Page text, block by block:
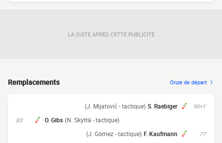
LA SUITE APRÈS CETTE PUBLICITÉ
Remplacements Onze de départ
90+1'
S. Raebiger
(J. Mijatović - tactique)
83' O. Gibs (N. Skyttä - tactique)
77'
F. Kaufmann
(J. Gómez - tactique)